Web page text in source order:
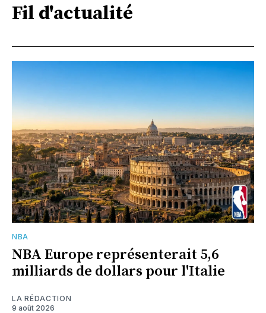
Fil d'actualité
NBA
NBA Europe représenterait 5,6
milliards de dollars pour l'Italie
LA RÉDACTION
9 août 2026